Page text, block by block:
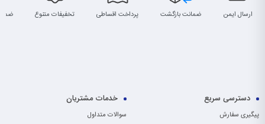
ارسال ایمن ضمانت بازگشت پرداخت اقساطی تخفیفات متنوع
دسترسی سریع
پیگیری سفارش
خدمات مشتریان
سوالات متداول